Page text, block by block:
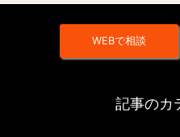
WEBで相談
記事のカ